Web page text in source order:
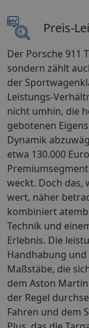
Preis-
Der Porsche 911
sondern zählt
der
Leistungs-
nicht umhin, die
gebotenen
Dynamik
etwa 130.000
weckt. Doch das,
wert, näher
kombiniert
Technik und
Erlebnis. Die
Handhabung
Maßstäbe, die
dem Aston
der Regel
Fahren und dem